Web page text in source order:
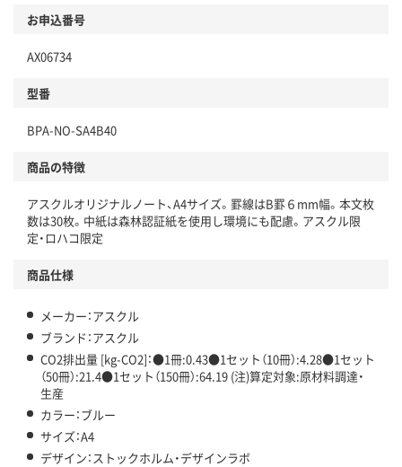
商品
本体
仕組
この商品の環境配慮ポイントです。下記商品詳細「
アスクル商品環境スコア詳細／加点項目
お申込番号
AX06734
型番
BPA-NO-SA4B40
商品の特徴
アスクルオリジナルノート、A4サイズ。罫線はB罫６mm幅。本文枚
数は30枚。中紙は森林認証紙を使用し環境にも配慮。アスクル限
定・ロハコ限定
商品仕様
メーカー：アスクル
ブランド：アスクル
CO2排出量 [kg-CO2]：●1冊:0.43●1セット（10冊）:4.28●1セット
（50冊）:21.4●1セット（150冊）:64.19 (注)算定対象:原材料調達・
生産
カラー：ブルー
サイズ：A4
デザイン：ストックホルム・デザインラボ